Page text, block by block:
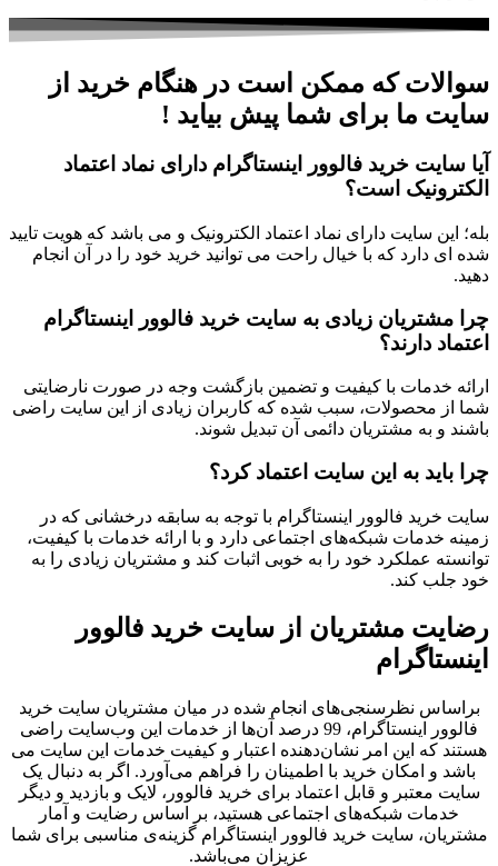
سوالات که ممکن است در هنگام خرید از
سایت ما برای شما پیش بیاید !
آیا سایت خرید فالوور اینستاگرام دارای نماد اعتماد
الکترونیک است؟
بله؛ این سایت دارای نماد اعتماد الکترونیک و می باشد که هویت تایید
شده ای دارد که با خیال راحت می توانید خرید خود را در آن انجام
دهید.
چرا مشتریان زیادی به سایت خرید فالوور اینستاگرام
اعتماد دارند؟
ارائه خدمات با کیفیت و تضمین بازگشت وجه در صورت نارضایتی
شما از محصولات، سبب شده که کاربران زیادی از این سایت راضی
باشند و به مشتریان دائمی آن تبدیل شوند.
چرا باید به این سایت اعتماد کرد؟
سایت خرید فالوور اینستاگرام با توجه به سابقه درخشانی که در
زمینه خدمات شبکه‌های اجتماعی دارد و با ارائه خدمات با کیفیت،
توانسته عملکرد خود را به خوبی اثبات کند و مشتریان زیادی را به
خود جلب کند.
رضایت مشتریان از سایت خرید فالوور
اینستاگرام
براساس نظرسنجی‌های انجام شده در میان مشتریان سایت خرید
فالوور اینستاگرام، 99 درصد آن‌ها از خدمات این وب‌سایت راضی
هستند که این امر نشان‌دهنده اعتبار و کیفیت خدمات این سایت می
باشد و امکان خرید با اطمینان را فراهم می‌آورد. اگر به دنبال یک
سایت معتبر و قابل اعتماد برای خرید فالوور، لایک و بازدید و دیگر
خدمات شبکه‌های اجتماعی هستید، بر اساس رضایت و آمار
مشتریان، سایت خرید فالوور اینستاگرام گزینه‌ی مناسبی برای شما
عزیزان می‌باشد.